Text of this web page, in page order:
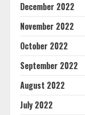
December 2022
November 2022
October 2022
September 2022
August 2022
July 2022